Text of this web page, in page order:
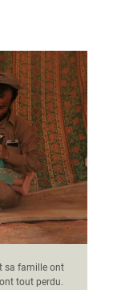
sa famille ont
tout perdu.